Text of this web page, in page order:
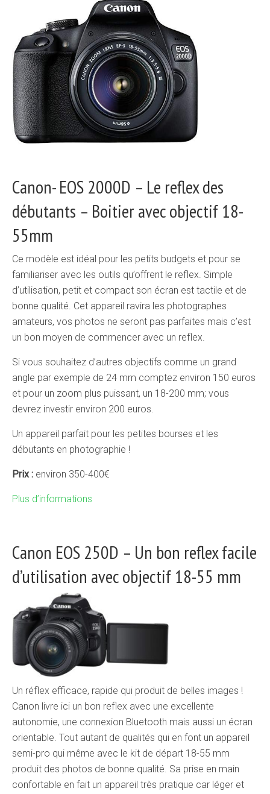
Canon- EOS 2000D – Le reflex des
débutants – Boitier avec objectif 18-
55mm
Ce modèle est idéal pour les petits budgets et pour se
familiariser avec les outils qu’offrent le reflex. Simple
d’utilisation, petit et compact son écran est tactile et de
bonne qualité. Cet appareil ravira les photographes
amateurs, vos photos ne seront pas parfaites mais c’est
un bon moyen de commencer avec un reflex.
Si vous souhaitez d’autres objectifs comme un grand
angle par exemple de 24 mm comptez environ 150 euros
et pour un zoom plus puissant, un 18-200 mm; vous
devrez investir environ 200 euros.
Un appareil parfait pour les petites bourses et les
débutants en photographie !
Prix : environ 350-400€
Plus d’informations
Canon EOS 250D – Un bon reflex facile
d’utilisation avec objectif 18-55 mm
Un réflex efficace, rapide qui produit de belles images !
Canon livre ici un bon reflex avec une excellente
autonomie, une connexion Bluetooth mais aussi un écran
orientable. Tout autant de qualités qui en font un appareil
semi-pro qui même avec le kit de départ 18-55 mm
produit des photos de bonne qualité. Sa prise en main
confortable en fait un appareil très pratique car léger et